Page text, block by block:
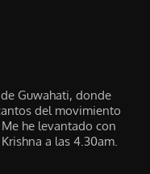
Guwahati, donde
del movimiento
he levantado con
a las 4.30am.